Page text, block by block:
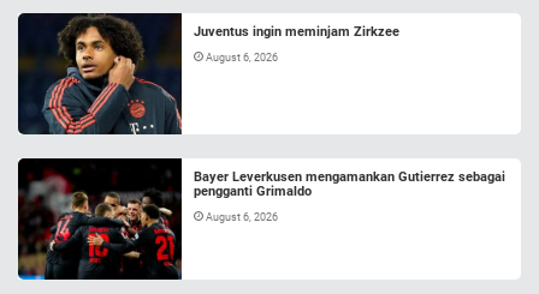
Juventus ingin meminjam Zirkzee
August 6, 2026
Bayer Leverkusen mengamankan Gutierrez sebagai
pengganti Grimaldo
August 6, 2026